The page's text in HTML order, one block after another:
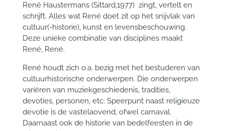
René Haustermans (Sittard,1977) zingt, vertelt en
schrijft. Alles wat René doet zit op het snijvlak van
cultuur(-historie), kunst en levensbeschouwing.
Deze unieke combinatie van disciplines maakt
René, René.
René houdt zich o.a. bezig met het bestuderen van
cultuurhistorische onderwerpen. Die onderwerpen
variëren van muziekgeschiedenis, tradities,
devoties, personen, etc. Speerpunt naast religieuze
devotie is de vastelaovend, ofwel carnaval.
Daarnaast ook de historie van bedelfeesten in de